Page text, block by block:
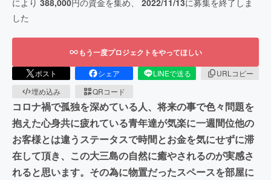
した
もう一度プロジェクトをやってほしい
ポスト シェア LINEで送る
URLコピー
埋め込み
QRコード
コロナ禍で孤独を深めている人、将来の事で色々問題を
抱えた心身共に疲れている青年達が気楽に一週間位他の
お客様とは違うステータスで時間とお金を気にせずに滞
在して頂き、この大三島の自然に癒やされるのが実感さ
れると思います。その為に物置だったスペースを部屋に